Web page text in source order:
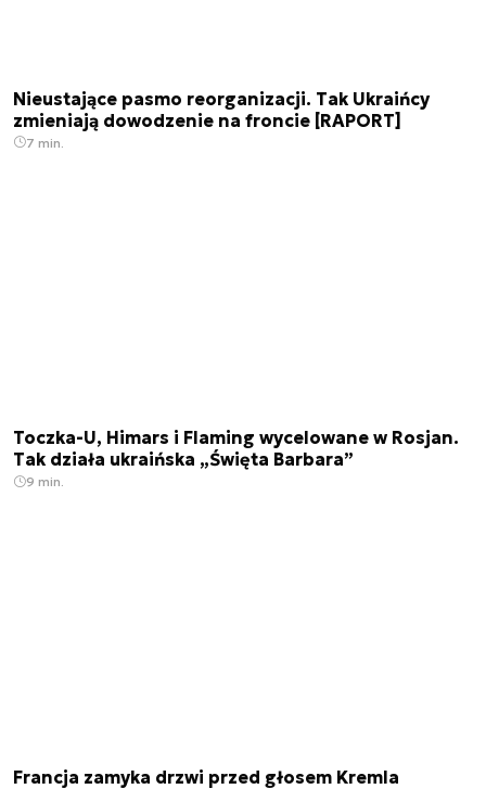
Nieustające pasmo reorganizacji. Tak Ukraińcy
zmieniają dowodzenie na froncie [RAPORT]
7 min.
Toczka-U, Himars i Flaming wycelowane w Rosjan.
Tak działa ukraińska „Święta Barbara”
9 min.
Francja zamyka drzwi przed głosem Kremla